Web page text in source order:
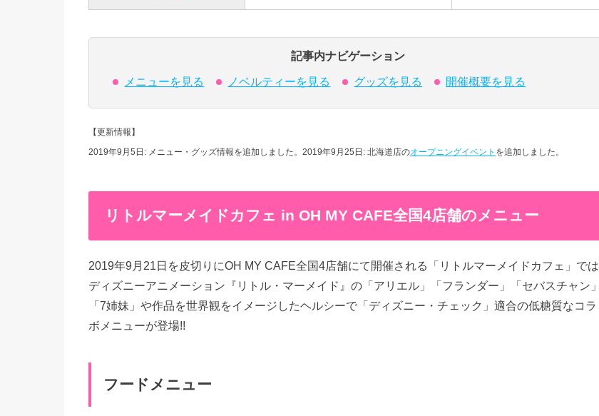
記事内ナビゲーション
メニューを見る ノベルティーを見る グッズを見る 開催概要を見る
【更新情報】
2019年9月5日: メニュー・グッズ情報を追加しました。2019年9月25日: 北海道店のオープニングイベント を追加しました。
リトルマーメイドカフェ in OH MY CAFE全国4店舗のメニュー
2019年9月21日を皮切りにOH MY CAFE全国4店舗にて開催される「リトルマーメイドカフェ」では
ディズニーアニメーション『リトル・マーメイド』の「アリエル」「フランダー」「セバスチャン」
「7姉妹」や作品を世界観をイメージしたヘルシーで「ディズニー・チェック」適合の低糖質なコラ
ボメニューが登場!!
フードメニュー